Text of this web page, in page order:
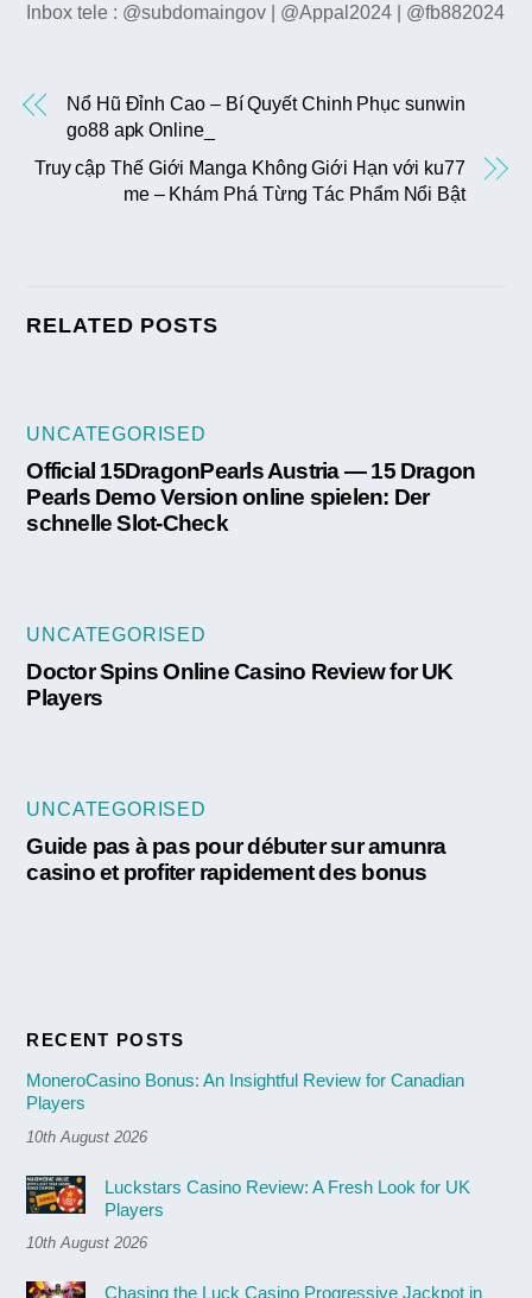
Inbox tele : @subdomaingov | @Appal2024 | @fb882024
Nổ Hũ Đỉnh Cao – Bí Quyết Chinh Phục sunwin
go88 apk Online_
Truy cập Thế Giới Manga Không Giới Hạn với ku77
me – Khám Phá Từng Tác Phẩm Nổi Bật
RELATED POSTS
UNCATEGORISED
Official 15DragonPearls Austria — 15 Dragon
Pearls Demo Version online spielen: Der
schnelle Slot-Check
UNCATEGORISED
Doctor Spins Online Casino Review for UK
Players
UNCATEGORISED
Guide pas à pas pour débuter sur amunra
casino et profiter rapidement des bonus
RECENT POSTS
MoneroCasino Bonus: An Insightful Review for Canadian
Players
10th August 2026
Luckstars Casino Review: A Fresh Look for UK
Players
10th August 2026
Chasing the Luck Casino Progressive Jackpot in